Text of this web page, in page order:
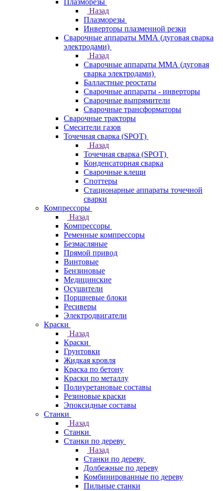
Плазморезы
Назад
Плазморезы
Инверторы плазменной резки
Сварочные аппараты ММА (дуговая сварка
электродами)
Назад
Сварочные аппараты ММА (дуговая
сварка электродами)
Балластные реостаты
Сварочные аппараты - инверторы
Сварочные выпрямители
Сварочные трансформаторы
Сварочные тракторы
Смесители газов
Точечная сварка (SPOT)
Назад
Точечная сварка (SPOT)
Конденсаторная сварка
Сварочные клещи
Споттеры
Стационарные аппараты точечной
сварки
Компрессоры
Назад
Компрессоры
Ременные компрессоры
Безмасляные
Прямой привод
Винтовые
Бензиновые
Медицинские
Осушители
Поршневые блоки
Ресиверы
Электродвигатели
Краски
Назад
Краски
Грунтовки
Жидкая кровля
Краска по бетону
Краски по металлу
Полиуретановые составы
Резиновые краски
Эпоксидные составы
Станки
Назад
Станки
Станки по дереву
Назад
Станки по дереву
Долбежные по дереву
Комбинированные по дереву
Пильные станки